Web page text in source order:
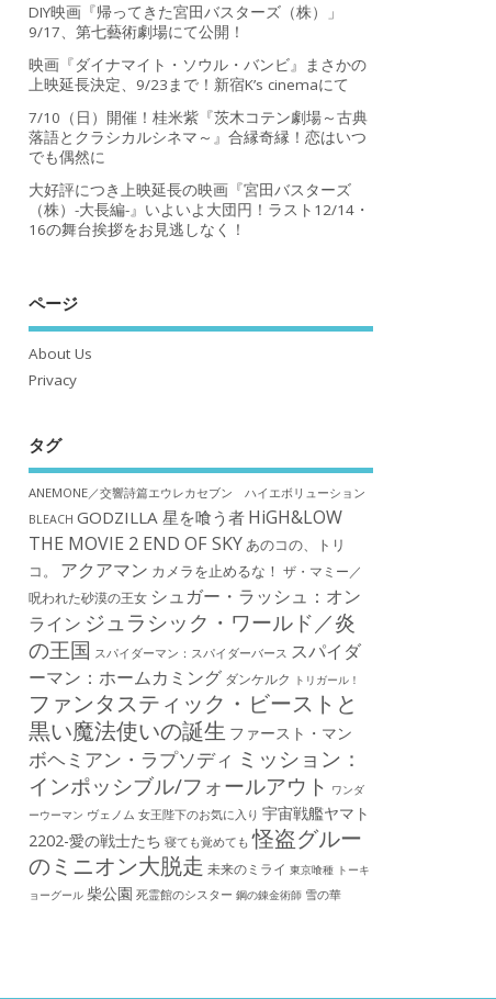
DIY映画『帰ってきた宮田バスターズ（株）」
9/17、第七藝術劇場にて公開！
映画『ダイナマイト・ソウル・バンビ』まさかの
上映延長決定、9/23まで！新宿K’s cinemaにて
7/10（日）開催！桂米紫『茨木コテン劇場～古典
落語とクラシカルシネマ～』合縁奇縁！恋はいつ
でも偶然に
大好評につき上映延長の映画『宮田バスターズ
（株）-大長編-』いよいよ大団円！ラスト12/14・
16の舞台挨拶をお見逃しなく！
ページ
About Us
Privacy
タグ
ANEMONE／交響詩篇エウレカセブン ハイエボリューション
BLEACH GODZILLA 星を喰う者 HiGH&LOW
THE MOVIE 2 END OF SKY あのコの、トリ
コ。
アクアマン カメラを止めるな！ ザ・マミー／
呪われた砂漠の王女 シュガー・ラッシュ：オン
ライン ジュラシック・ワールド／炎
の王国 スパイダーマン：スパイダーバース スパイダ
ーマン：ホームカミング ダンケルク トリガール！
ファンタスティック・ビーストと
黒い魔法使いの誕生 ファースト・マン
ボヘミアン・ラプソディ ミッション：
インポッシブル/フォールアウト ワンダ
ーウーマン ヴェノム 女王陛下のお気に入り 宇宙戦艦ヤマト
2202-愛の戦士たち 寝ても覚めても 怪盗グルー
のミニオン大脱走 未来のミライ 東京喰種 トーキ
ョーグール 柴公園 死霊館のシスター 鋼の錬金術師 雪の華